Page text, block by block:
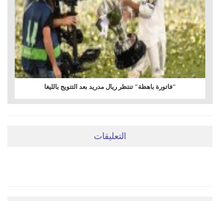
"فاتورة باهظة" تنتظر ريال مدريد بعد التتويج بالليغا
التعليقات